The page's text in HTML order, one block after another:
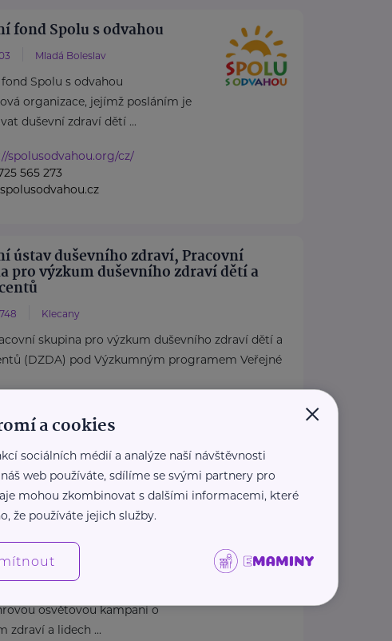
fond Spolu s odvahou
Mladá Boleslav
Spolu s odvahou
organizace, jejímž posláním je
duševní zdraví dětí ...
spolusodvahou.org/cz/
565 273
ústav duševního zdraví, Pracovní
pro výzkum duševního zdraví dětí a
Klecany
skupina pro výzkum duševního zdraví dětí a
(DZDA) pod Výzkumným programem Veřejné
dzda.cz/
duševní zdraví
Klecany
osvětovou kampaní o
zdraví a lidech ...
×
a cookies
sociálních médií a analýze naší návštěvnosti
web používáte, sdílíme se svými partnery pro
mohou zkombinovat s dalšími informacemi, které
že používáte jejich služby.